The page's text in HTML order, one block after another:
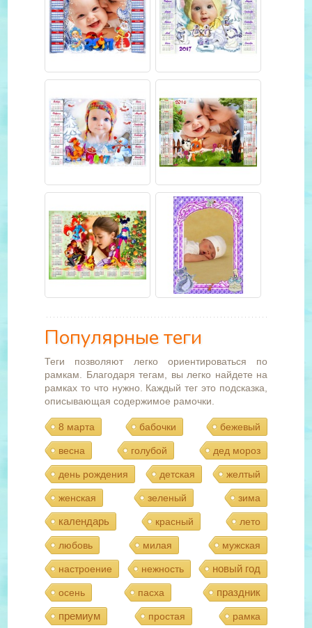
Популярные теги
Теги позволяют легко ориентироваться по
рамкам. Благодаря тегам, вы легко найдете на
рамках то что нужно. Каждый тег это подсказка,
описывающая содержимое рамочки.
8 марта бабочки бежевый
весна голубой дед мороз
день рождения детская желтый
женская зеленый зима
календарь красный лето
любовь милая мужская
настроение нежность новый год
осень пасха
праздник
премиум
простая рамка